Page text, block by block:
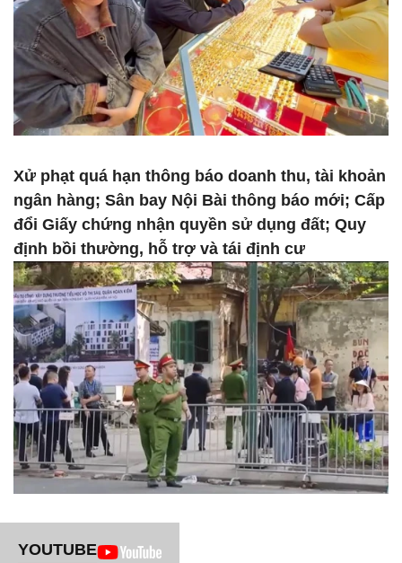
Xử phạt quá hạn thông báo doanh thu, tài khoản
ngân hàng; Sân bay Nội Bài thông báo mới; Cấp
đổi Giấy chứng nhận quyền sử dụng đất; Quy
định bồi thường, hỗ trợ và tái định cư
YOUTUBE